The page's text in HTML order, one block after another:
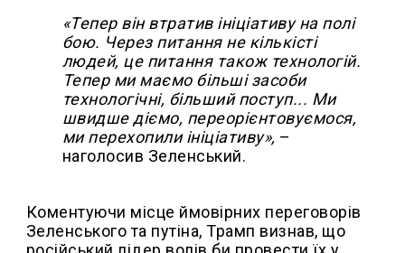
«Тепер він втратив ініціативу на полі
бою. Через питання не кількісті
людей, це питання також технологій.
Тепер ми маємо більші засоби
технологічні, більший поступ... Ми
швидше діємо, переорієнтовуємося,
ми перехопили ініціативу», –
наголосив Зеленський.
Коментуючи місце ймовірних переговорів
Зеленського та путіна, Трамп визнав, що